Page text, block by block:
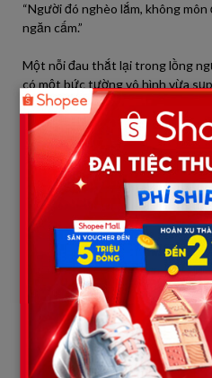
“Người đó nghèo lắm, không
ngăn cấm.”
Một nỗi đau thắt lại trong lồng
có một bức tường vô hình vừa
“Và rồi… trước khi cưới bố,” Ông
giằng xé, “mẹ con đã mang thai
Sét đánh ngang tai. Hưng lùi lại
như không còn một giọt máu. Cả
chân cậu bé. Mẹ cậu… đã mang
cưới bố? Vậy thì… cậu là ai? Cậu
nhức nhối cùng lúc gào thét
Thái, đôi mắt hoang dại, không
mặt. Tất cả những gì cậu từng
đống đổ nát.
Hưng lùi lại một bước, gương
giọt máu. Cả thế giới như quay